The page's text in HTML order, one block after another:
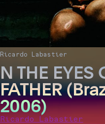
N THE EYES
FATHER
2006)
Ricardo Labastier
Ricardo Labastier